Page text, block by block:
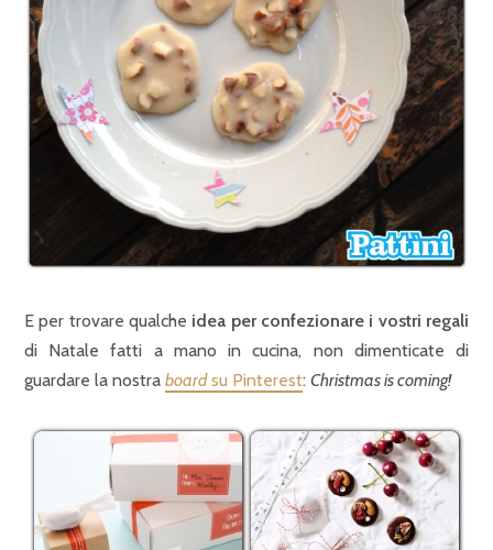
E per trovare qualche idea per confezionare i vostri regali
di Natale fatti a mano in cucina, non dimenticate di
guardare la nostra boardsu Pinterest: Christmas is coming!